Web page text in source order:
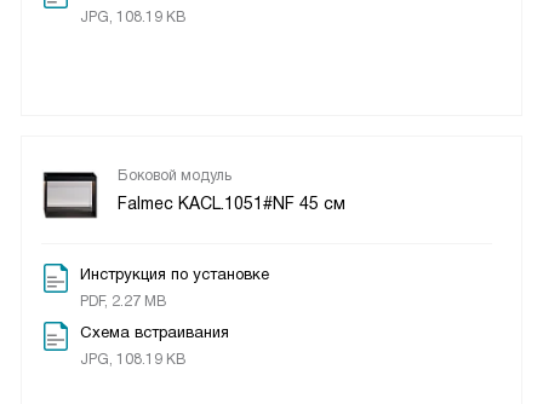
JPG, 108.19 KB
Боковой модуль
Falmec KACL.1051#NF 45 см
Инструкция по установке
PDF, 2.27 MB
Схема встраивания
JPG, 108.19 KB